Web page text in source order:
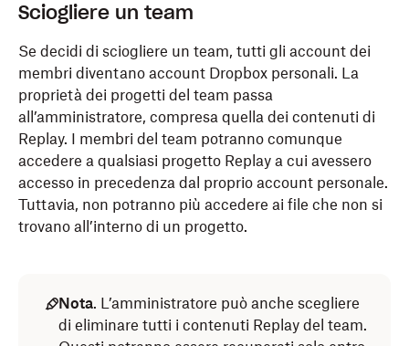
Sciogliere un team
Se decidi di sciogliere un team, tutti gli account dei
membri diventano account Dropbox personali. La
proprietà dei progetti del team passa
all’amministratore, compresa quella dei contenuti di
Replay. I membri del team potranno comunque
accedere a qualsiasi progetto Replay a cui avessero
accesso in precedenza dal proprio account personale.
Tuttavia, non potranno più accedere ai file che non si
trovano all’interno di un progetto.
Nota. L’amministratore può anche scegliere
di eliminare tutti i contenuti Replay del team.